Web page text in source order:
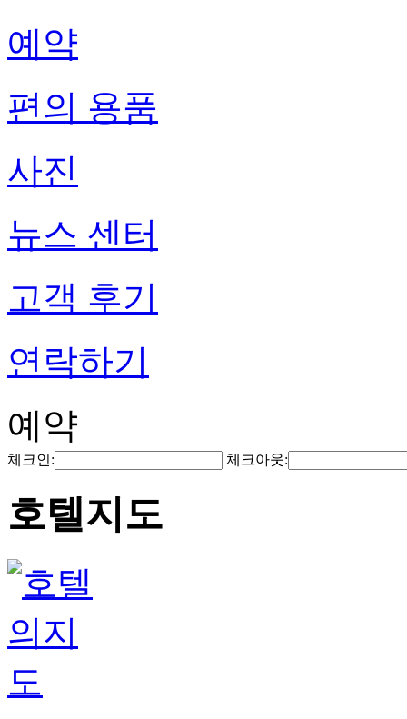
예약
편의 용품
사진
뉴스 센터
고객 후기
연락하기
예약
체크인: 체크아웃:
호텔지도